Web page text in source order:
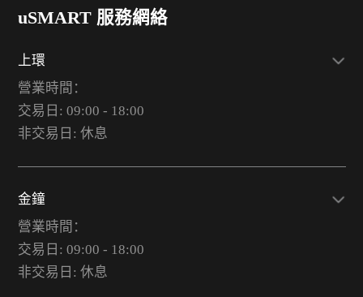
uSMART 服務網絡
上環
營業時間：
交易日: 09:00 - 18:00
非交易日: 休息
金鐘
營業時間：
交易日: 09:00 - 18:00
非交易日: 休息